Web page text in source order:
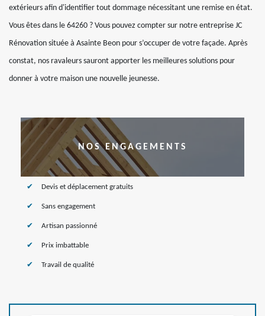
extérieurs afin d'identifier tout dommage nécessitant une remise en état.
Vous êtes dans le 64260 ? Vous pouvez compter sur notre entreprise JC
Rénovation située à Asainte Beon pour s’occuper de votre façade. Après
constat, nos ravaleurs sauront apporter les meilleures solutions pour
donner à votre maison une nouvelle jeunesse.
NOS ENGAGEMENTS
Devis et déplacement gratuits
Sans engagement
Artisan passionné
Prix imbattable
Travail de qualité